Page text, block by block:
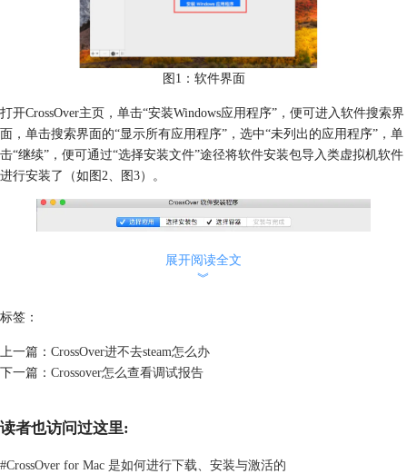
图1：软件界面
打开CrossOver主页，单击“安装Windows应用程序”，便可进入软件搜索界
面，单击搜索界面的“显示所有应用程序”，选中“未列出的应用程序”，单
击“继续”，便可通过“选择安装文件”途径将软件安装包导入类虚拟机软件
进行安装了（如图2、图3）。
展开阅读全文
︾
标签：
上一篇： CrossOver进不去steam怎么办
下一篇： Crossover怎么查看调试报告
读者也访问过这里:
#CrossOver for Mac 是如何进行下载、安装与激活的